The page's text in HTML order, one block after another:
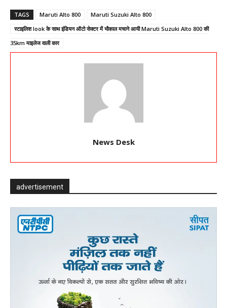
TAGS Maruti Alto 800
Maruti Suzuki Alto 800
स्टाइलिश look के साथ इंडियन ऑटो सेक्टर में भौकाल मचाने आयी Maruti Suzuki Alto 800 की
35km माइलेज वाली कार
News Desk
advertisement